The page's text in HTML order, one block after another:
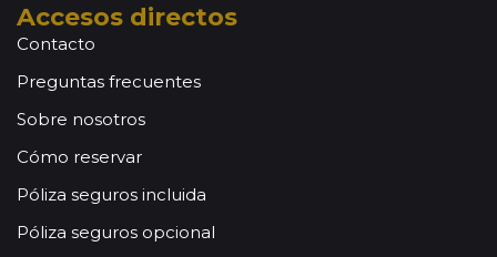
Accesos directos
Contacto
Preguntas frecuentes
Sobre nosotros
Cómo reservar
Póliza seguros incluida
Póliza seguros opcional